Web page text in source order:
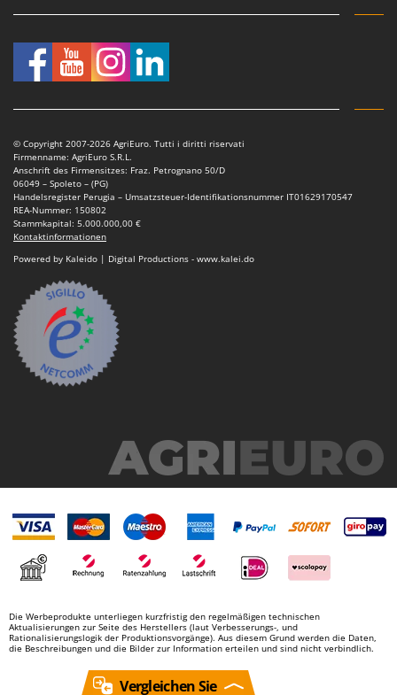
© Copyright 2007-2026 AgriEuro. Tutti i diritti riservati
Firmenname: AgriEuro S.R.L.
Anschrift des Firmensitzes: Fraz. Petrognano 50/D
06049 – Spoleto – (PG)
Handelsregister Perugia – Umsatzsteuer-Identifikationsnummer IT01629170547
REA-Nummer: 150802
Stammkapital: 5.000.000,00 €
Kontaktinformationen
Powered by Kaleido | Digital Productions - www.kalei.do
Die Werbeprodukte unterliegen kurzfristig den regelmäßigen technischen
Aktualisierungen zur Seite des Herstellers (laut Verbesserungs-, und
Rationalisierungslogik der Produktionsvorgänge). Aus diesem Grund werden die Daten,
die Beschreibungen und die Bilder zur Information erteilen und sind nicht verbindlich.
Vergleichen Sie